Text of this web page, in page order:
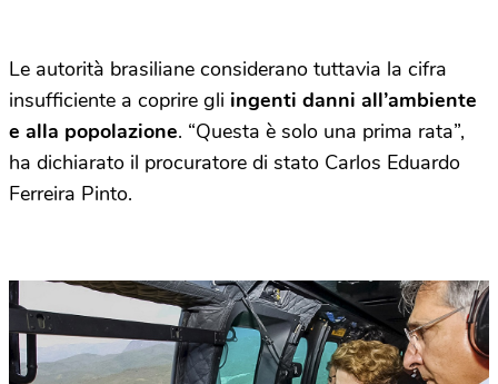
Le autorità brasiliane considerano tuttavia la cifra
insufficiente a coprire gli ingenti danni all’ambiente
e alla popolazione. “Questa è solo una prima rata”,
ha dichiarato il procuratore di stato Carlos Eduardo
Ferreira Pinto.